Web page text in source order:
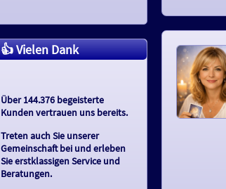
👍 Vielen Dank
Über 144.376 begeisterte
Kunden vertrauen uns bereits.
Treten auch Sie unserer
Gemeinschaft bei und erleben
Sie erstklassigen Service und
Beratungen.